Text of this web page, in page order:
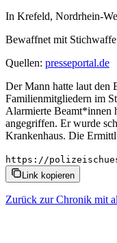
In Krefeld, Nordrhein-
Bewaffnet mit Stichwaffe
Quellen: presseportal.de
Der Mann hatte laut den
Familienmitgliedern im
Alarmierte Beamt*innen
angegriffen. Er wurde
Krankenhaus. Die
https://
Link kopieren
Zurück zur Chronik mit